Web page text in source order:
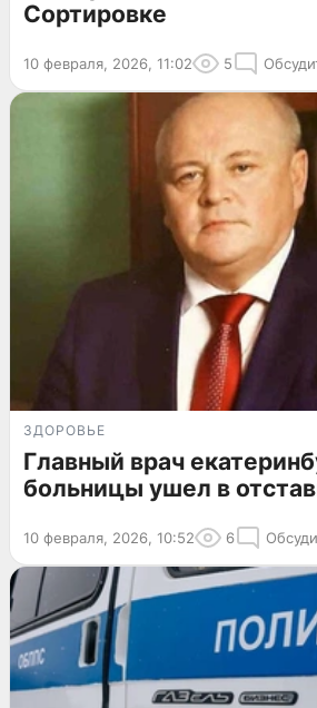
Сортировке
10 февраля, 2026, 11:02 5
ЗДОРОВЬЕ
Главный врач
больницы ушел в
10 февраля, 2026, 10:52 6